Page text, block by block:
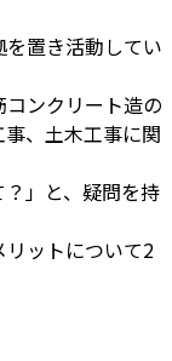
置き活動してい
ンクリート造の
、土木工事に関
？」と、疑問を持
ットについて2